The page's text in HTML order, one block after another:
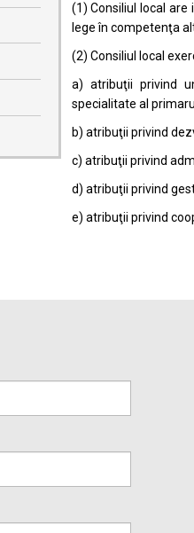
(1) Consiliul local
lege în competenţa
(2) Consiliul local
a) atribuţii privind
specialitate al
b) atribuţii privind
c) atribuţii privind
d) atribuţii privind
e) atribuţii privind